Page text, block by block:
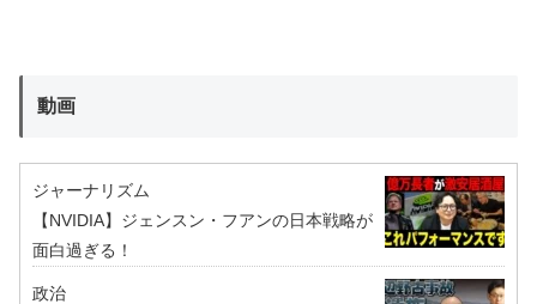
動画
ジャーナリズム
【NVIDIA】ジェンスン・フアンの日本戦略が
面白過ぎる！
政治